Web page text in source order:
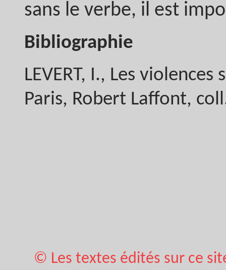
sans le verbe, il est
Bibliographie
LEVERT, I., Les
Paris, Robert Laffont,
© Les textes édités sur ce